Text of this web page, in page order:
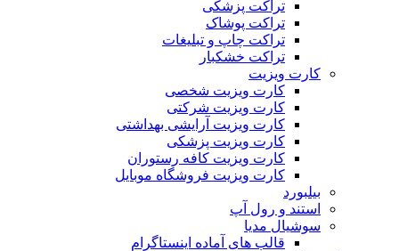
تراکت پزشکی
تراکت پوشاک
تراکت چاپ و تبلیغات
تراکت خشکبار
کارت ویزیت
کارت ویزیت شخصی
کارت ویزیت شرکتی
کارت ویزیت آرایشی بهداشتی
کارت ویزیت پزشکی
کارت ویزیت کافه رستوران
کارت ویزیت فروشگاه موبایل
بیلبورد
استند و رول آپ
سوشیال مدیا
قالب های آماده اینستاگرام